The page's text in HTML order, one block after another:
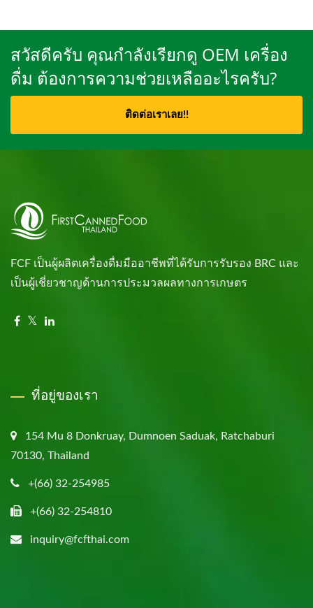
สวัสดีครับ คุณกำลังเรียกดู OEM เครื่อง
ดื่ม ต้องการความช่วยเหลืออะไรครับ?
ติดต่อเราเลย!!
FCF เป็นผู้ผลิตเครื่องดื่มมืออาชีพที่ได้รับการรับรอง BRC และ
เป็นผู้เชี่ยวชาญด้านการประมวลผลทางการเกษตร
ที่อยู่ของเรา
154 Mu 8 Donkruay, Dumnoen Saduak, Ratchaburi
70130, Thailand
+(66) 32-254985
+(66) 32-254810
inquiry@fcfthai.com